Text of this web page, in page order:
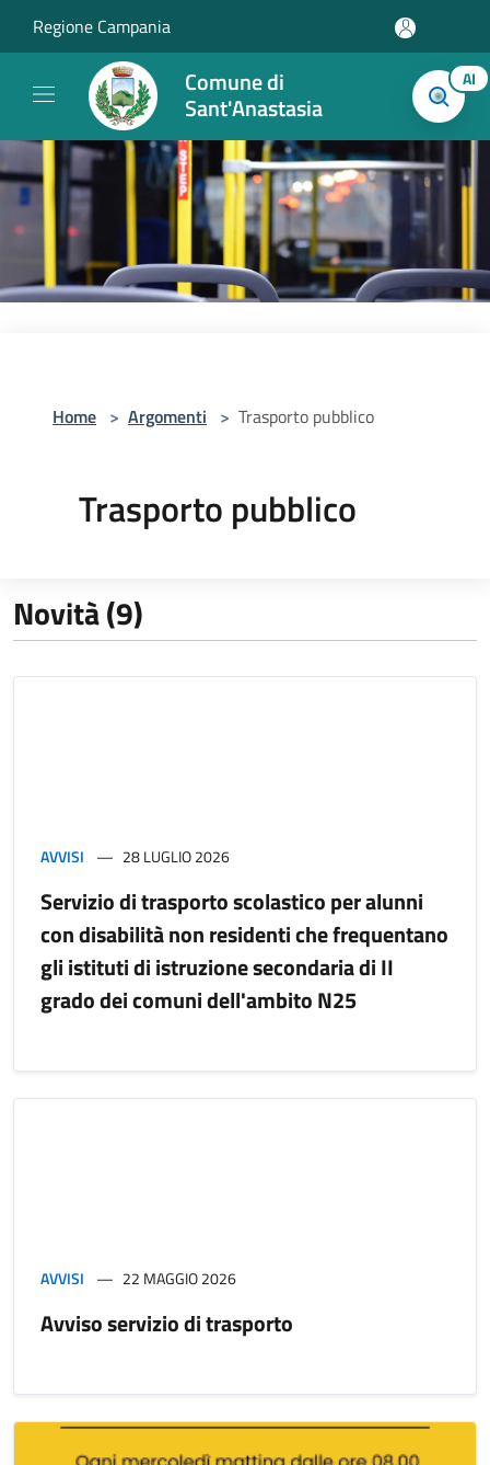
Regione Campania
Comune di
Sant'Anastasia
AI
Home > Argomenti > Trasporto pubblico
Trasporto pubblico
Novità (9)
AVVISI 28 LUGLIO 2026
Servizio di trasporto scolastico per alunni
con disabilità non residenti che frequentano
gli istituti di istruzione secondaria di II
grado dei comuni dell'ambito N25
AVVISI 22 MAGGIO 2026
Avviso servizio di trasporto